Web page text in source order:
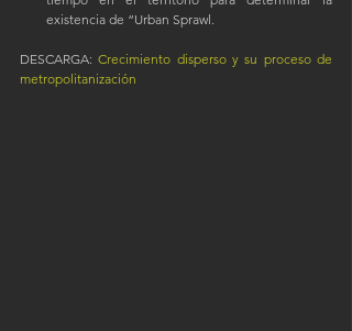
existencia de “Urban Sprawl.
DESCARGA: Crecimiento disperso y su proceso de
metropolitanización